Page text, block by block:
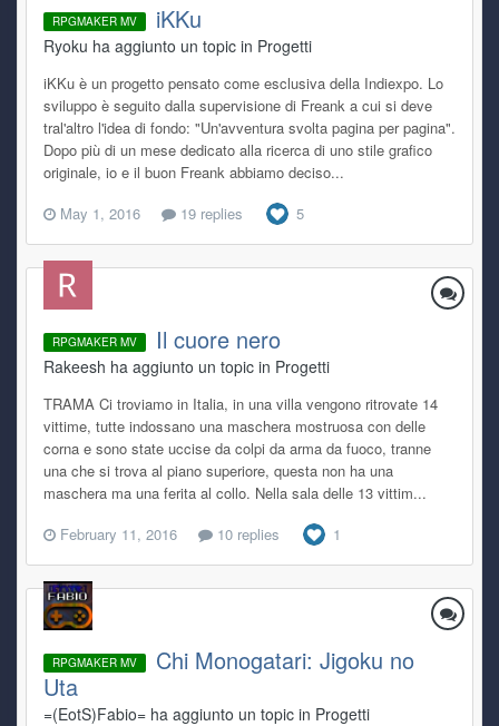
RPGMAKER MV iKKu
Ryoku ha aggiunto un topic in Progetti
iKKu è un progetto pensato come esclusiva della Indiexpo. Lo
sviluppo è seguito dalla supervisione di Freank a cui si deve
tral'altro l'idea di fondo: "Un'avventura svolta pagina per pagina".
Dopo più di un mese dedicato alla ricerca di uno stile grafico
originale, io e il buon Freank abbiamo deciso...
May 1, 2016
19 replies 5
RPGMAKER MV Il cuore nero
Rakeesh ha aggiunto un topic in Progetti
TRAMA Ci troviamo in Italia, in una villa vengono ritrovate 14
vittime, tutte indossano una maschera mostruosa con delle
corna e sono state uccise da colpi da arma da fuoco, tranne
una che si trova al piano superiore, questa non ha una
maschera ma una ferita al collo. Nella sala delle 13 vittim...
February 11, 2016
10 replies 1
RPGMAKER MV
Chi Monogatari: Jigoku no
Uta
=(EotS)Fabio= ha aggiunto un topic in Progetti